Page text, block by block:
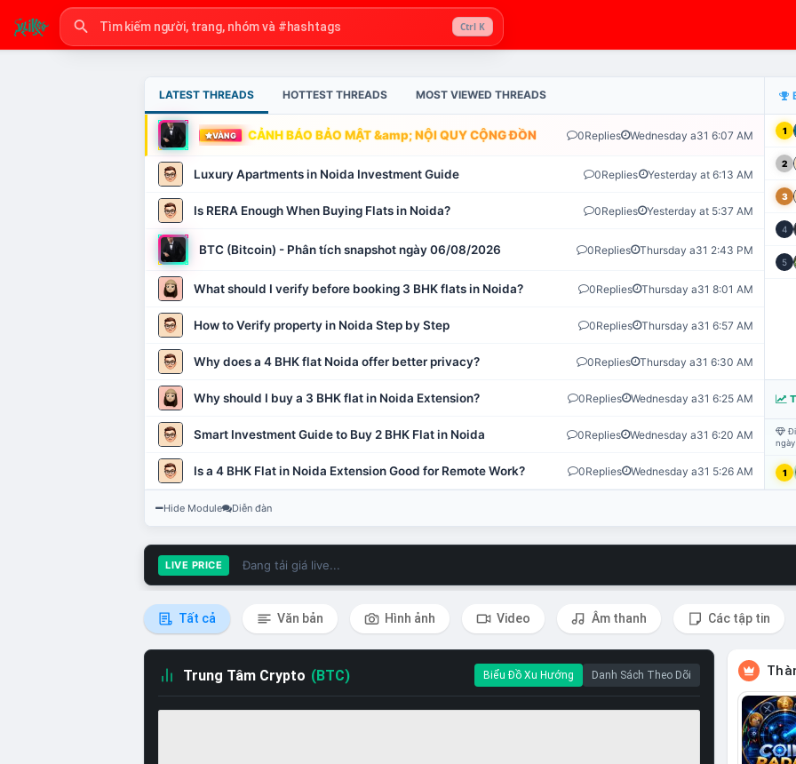
Ctrl K
LATEST THREADS HOTTEST THREADS MOST VIEWED THREADS
VÀNG CẢNH BÁO BẢO MẬT &amp; NỘI QUY CỘNG ĐỒNG VLIKE.VN: HỆ THỐNG GIÁM SÁT TỰ
0Replies Wednesday a31 6:07 AM
Luxury Apartments in Noida Investment Guide 0Replies Yesterday at 6:13 AM
Is RERA Enough When Buying Flats in Noida? 0Replies Yesterday at 5:37 AM
BTC (Bitcoin) - Phân tích snapshot ngày 06/08/2026 0Replies Thursday a31 2:43 PM
What should I verify before booking 3 BHK flats in Noida? 0Replies Thursday a31 8:01 AM
How to Verify property in Noida Step by Step 0Replies Thursday a31 6:57 AM
Why does a 4 BHK flat Noida offer better privacy? 0Replies Thursday a31 6:30 AM
Why should I buy a 3 BHK flat in Noida Extension? 0Replies Wednesday a31 6:25 AM
Smart Investment Guide to Buy 2 BHK Flat in Noida 0Replies Wednesday a31 6:20 AM
Is a 4 BHK Flat in Noida Extension Good for Remote Work? 0Replies Wednesday a31 5:26 AM
1
2
3
4
5
1
Hide Module Diễn đàn
LIVE PRICE Đang tải giá live...
Tất cả Văn bản Hình ảnh Video Âm thanh Các tập tin
Trung Tâm Crypto (BTC) Biểu Đồ Xu Hướng Danh Sách Theo Dõi